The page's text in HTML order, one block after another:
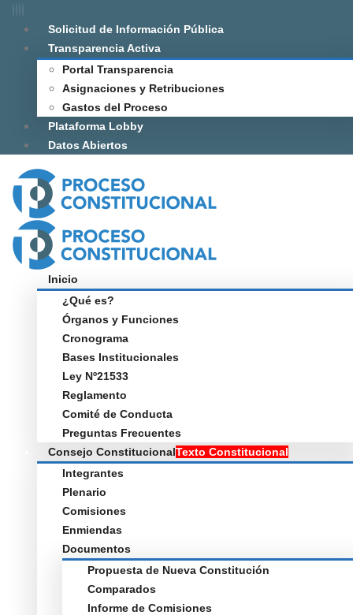
Solicitud de Información Pública
Transparencia Activa
Portal Transparencia
Asignaciones y Retribuciones
Gastos del Proceso
Plataforma Lobby
Datos Abiertos
Inicio
¿Qué es?
Órganos y Funciones
Cronograma
Bases Institucionales
Ley Nº21533
Reglamento
Comité de Conducta
Preguntas Frecuentes
Consejo ConstitucionalTexto Constitucional
Integrantes
Plenario
Comisiones
Enmiendas
Documentos
Propuesta de Nueva Constitución
Comparados
Informe de Comisiones